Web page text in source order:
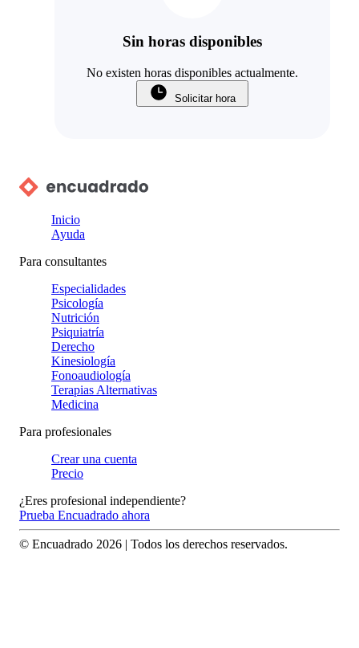
Sin horas disponibles
No existen horas disponibles actualmente.
Solicitar hora
Inicio
Ayuda
Para consultantes
Especialidades
Psicología
Nutrición
Psiquiatría
Derecho
Kinesiología
Fonoaudiología
Terapias Alternativas
Medicina
Para profesionales
Crear una cuenta
Precio
¿Eres profesional independiente?
Prueba Encuadrado ahora
© Encuadrado 2026 | Todos los derechos reservados.